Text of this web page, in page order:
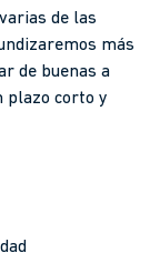
de las
más
de buenas a
plazo corto y